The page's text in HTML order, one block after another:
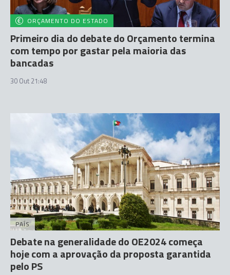
ORÇAMENTO DO ESTADO
Primeiro dia do debate do Orçamento termina
com tempo por gastar pela maioria das
bancadas
30 Out 21:48
PAÍS
Debate na generalidade do OE2024 começa
hoje com a aprovação da proposta garantida
pelo PS